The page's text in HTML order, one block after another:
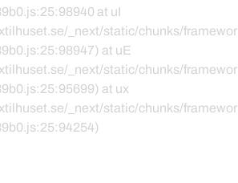
at uI
_next/static/chunks/
at uE
_next/static/chunks/
at ux
_next/static/chunks/